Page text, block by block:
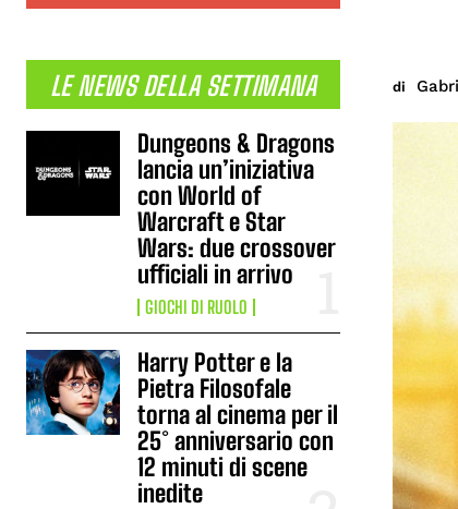
LE NEWS DELLA SETTIMANA
Dungeons & Dragons
lancia un’iniziativa
con World of
Warcraft e Star
Wars: due crossover
ufficiali in arrivo
GIOCHI DI RUOLO
Harry Potter e la
Pietra Filosofale
torna al cinema per il
25° anniversario con
12 minuti di scene
inedite
di